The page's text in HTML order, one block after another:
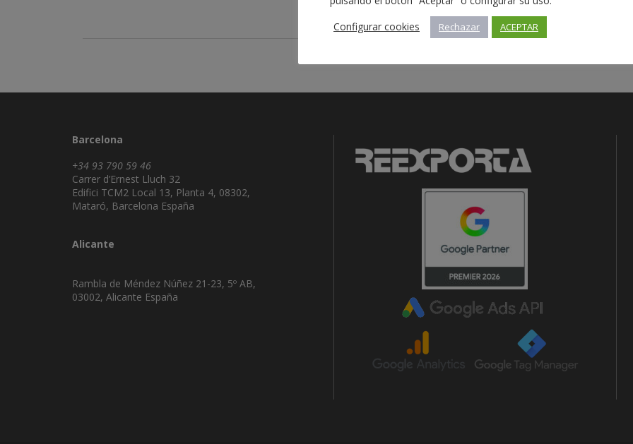
Barcelona
+34 93 790 59 46
Carrer d’Ernest Lluch 32
Edifici TCM2 Local 13, Planta 4, 08302,
Mataró, Barcelona España
Alicante
Rambla de Méndez Núñez 21-23, 5º AB,
03002, Alicante España
Configurar cookies
Rechazar ACEPTAR